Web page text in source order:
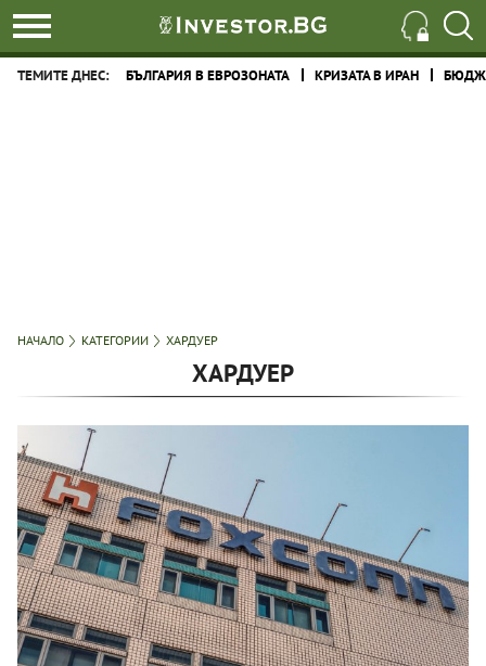
ТЕМИТЕ ДНЕС: БЪЛГАРИЯ В ЕВРОЗОНАТА КРИЗАТА В ИРАН
НАЧАЛО КАТЕГОРИИ ХАРДУЕР
ХАРДУЕР